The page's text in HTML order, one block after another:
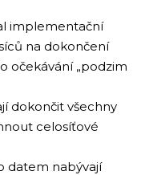
implementační
na dokončení
očekávání „podzim
dokončit všechny
celosíťové
datem nabývají